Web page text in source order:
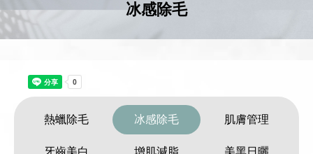
冰感除毛
熱蠟除毛 冰感除毛 肌膚管理
牙齒美白 增肌減脂 美黑日曬